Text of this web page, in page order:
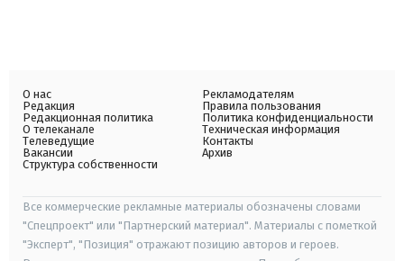
О нас
Редакция
Редакционная политика
О телеканале
Телеведущие
Вакансии
Структура собственности
Рекламодателям
Правила пользования
Политика конфиденциальности
Техническая информация
Контакты
Архив
Все коммерческие рекламные материалы обозначены словами
"Спецпроект" или "Партнерский материал". Материалы с пометкой
"Эксперт", "Позиция" отражают позицию авторов и героев.